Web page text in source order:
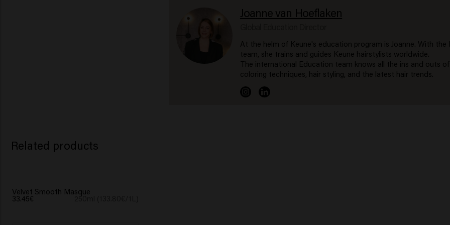
Joanne van Hoeflaken
At the helm of Keune's education program is Joanne. With the
team, she trains and guides Keune hairstylists worldwide.
The international Education team knows all the ins and outs
coloring techniques, hair styling, and the latest hair trends.
Related products
Velvet Smooth Masque
33.45€ 250ml (133.80€/1L)